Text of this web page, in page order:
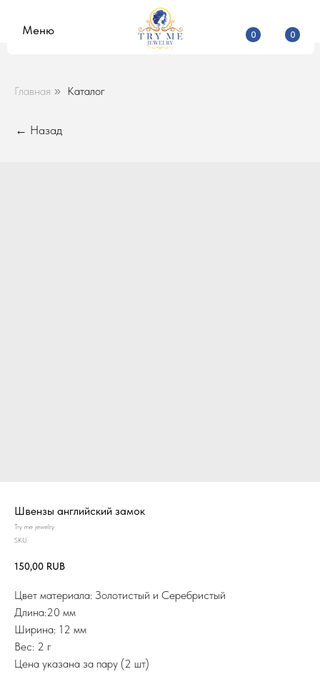
Главная » Каталог
← Назад
Швензы английский замок
Try me jewelry
SKU:
150,00 RUB
Цвет материала: Золотистый и Серебристый
Длина:20 мм
Ширина: 12 мм
Вес: 2 г
Цена указана за пару (2 шт)